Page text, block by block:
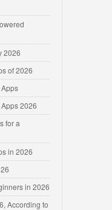
2026
of 2026
2026
for a
in 2026
in 2026
According to